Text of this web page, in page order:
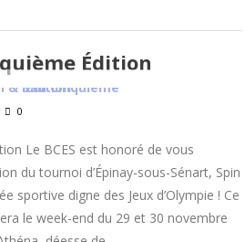
Édition
0
Le BCES est honoré de vous
du tournoi d’Épinay-sous-Sénart, Spin
sportive digne des Jeux d’Olympie ! Ce
le week-end du 29 et 30 novembre